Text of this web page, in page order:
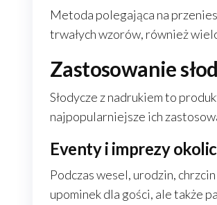
Metoda polegająca na
trwałych wzorów, również
Zastosowanie
Słodycze z nadrukiem to
najpopularniejsze ich
Eventy i imprezy
Podczas wesel, urodzin,
upominek dla gości, ale także